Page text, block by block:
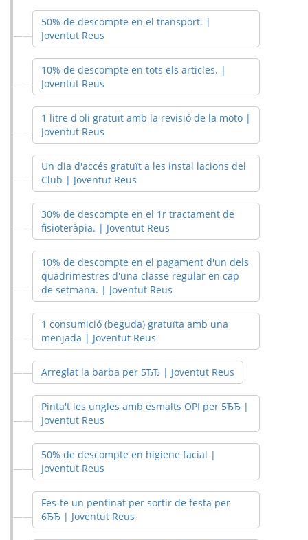
50% de descompte en el transport. |
Joventut Reus
10% de descompte en tots els articles. |
Joventut Reus
1 litre d'oli gratuït amb la revisió de la moto |
Joventut Reus
Un dia d'accés gratuït a les instal lacions del
Club | Joventut Reus
30% de descompte en el 1r tractament de
fisioteràpia. | Joventut Reus
10% de descompte en el pagament d'un dels
quadrimestres d'una classe regular en cap
de setmana. | Joventut Reus
1 consumició (beguda) gratuïta amb una
menjada | Joventut Reus
Arreglat la barba per 5ЂЂ | Joventut Reus
Pinta't les ungles amb esmalts OPI per 5ЂЂ |
Joventut Reus
50% de descompte en higiene facial |
Joventut Reus
Fes-te un pentinat per sortir de festa per
6ЂЂ | Joventut Reus